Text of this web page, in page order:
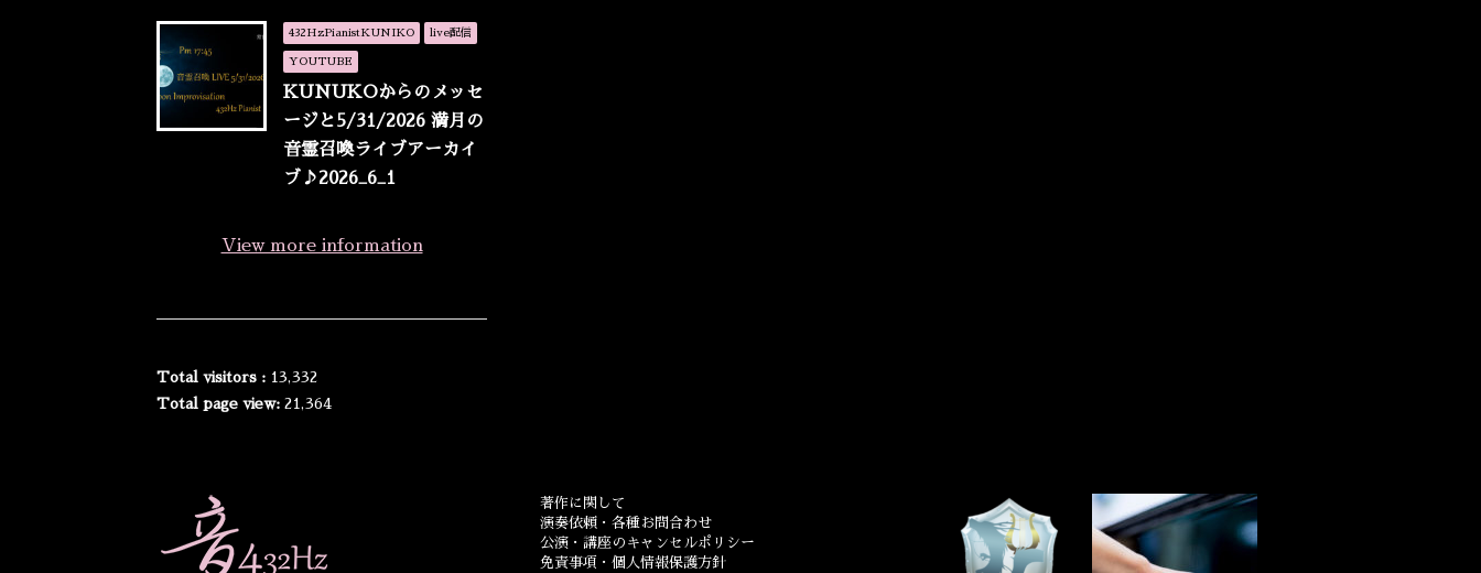
432HzPianistKUNIKO live配信
YOUTUBE
KUNUKOからのメッセ
ージと5/31/2026 満月の
音霊召喚ライブアーカイ
ブ♪2026_6_1
View more information
Total visitors : 13,332
Total page view: 21,364
著作に関して
演奏依頼・各種お問合わせ
公演・講座のキャンセルポリシー
免責事項・個人情報保護方針